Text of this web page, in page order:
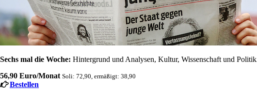
Sechs mal die Woche: Hintergrund und Analysen, Kultur, Wissenschaft und
56,90 Euro/Monat Soli: 72,90, ermäßigt: 38,90
Bestellen